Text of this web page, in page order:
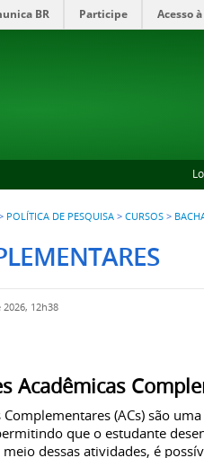
BR Participe Acesso
POLÍTICA DE PESQUISA > CURSOS >
12h38
Acadêmicas
Complementares (ACs) são
que o estudante
dessas atividades, é